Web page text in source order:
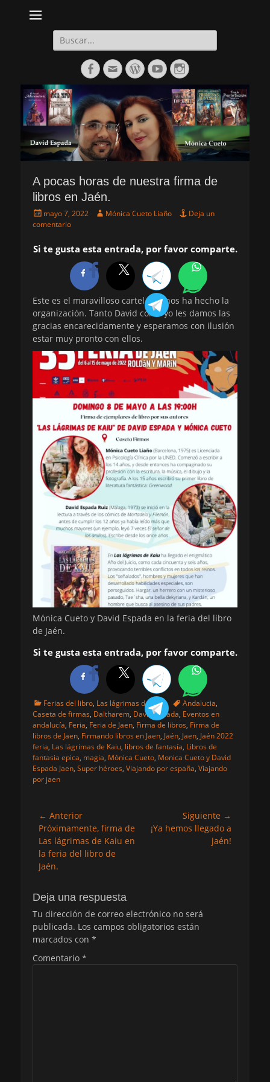
Cueto Liaño y
David Espada
Ruiz
Buscar:
Facebook
Correo
electrónico
WordPress
YouTubeInstagram
A pocas horas de nuestra firma de
libros en Jaén.
Publicado
el
mayo 7, 2022 AutorMónica Cueto Liaño
Deja un
comentario
Si te gusta esta entrada, por favor comparte.
Este es el maravilloso cartel que nos ha hecho la
organización. Tanto David como yo les damos las
gracias encarecidamente y esperamos con ilusión
estar muy pronto con ellos.
Mónica Cueto y David Espada en la feria del libro
de Jaén.
Si te gusta esta entrada, por favor comparte.
Categorias
Ferias del libro, Las lágrimas de Kaiu Etiquetas
Andalucia,
Caseta de firmas, Daltharem, David Espada, Eventos en
andalucía, Feria, Feria de Jaen, Firma de libros, Firma de
libros de Jaen, Firmando libros en Jaen, Jaén, Jaen, Jaén 2022
feria, Las lágrimas de Kaiu, libros de fantasía, Libros de
fantasia epica, magia, Mónica Cueto, Monica Cueto y David
Espada Jaen, Super héroes, Viajando por españa, Viajando
por jaen
Navegación
de
entradas
← Anterior
Entrada
anterior:
Próximamente, firma de
Las lágrimas de Kaiu en
la feria del libro de
Jaén.
Siguiente →
Entrada
¡Ya hemos llegado a
jaén!
Deja una respuesta
Tu dirección de correo electrónico no será
publicada. Los campos obligatorios están
marcados con *
Comentario *